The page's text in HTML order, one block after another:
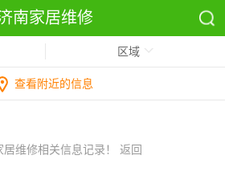
南家居维修
区域
查看附近的信息
维修相关信息记录！ 返回